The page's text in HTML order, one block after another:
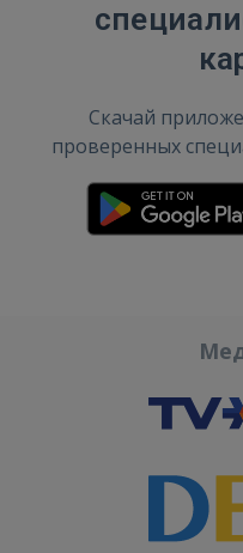
Скачай
проверенных